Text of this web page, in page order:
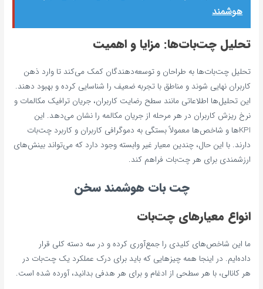
هوشمند
تحلیل چت‌بات‌ها: مزایا و اهمیت
تحلیل چت‌بات‌ها به طراحان و توسعه‌دهندگان کمک می‌کند تا وارد ذهن
کاربران نهایی شوند و مناطق با تجربه ضعیف را شناسایی کرده و بهبود دهند.
این تحلیل‌ها اطلاعاتی مانند سطح رضایت کاربران، جریان ترافیک مکالمات و
نرخ ریزش کاربران در هر مرحله از جریان مکالمه را نشان می‌دهد. این
KPIها و شاخص‌ها معمولاً بستگی به دموگرافی کاربران و کاربرد چت‌بات
دارند. با این حال، چندین معیار غیر وابسته وجود دارد که می‌تواند بینش‌های
ارزشمندی برای هر چت‌بات فراهم کند.
چت بات هوشمند سخن
انواع معیارهای چت‌بات
ما این شاخص‌های کلیدی را جمع‌آوری کرده و در سه دسته کلی قرار
داده‌ایم. در اینجا همه چیزهایی که باید برای درک عملکرد یک چت‌بات در
هر کانالی، با هر سطحی از ادغام و برای هر هدفی بدانید، آورده شده است.